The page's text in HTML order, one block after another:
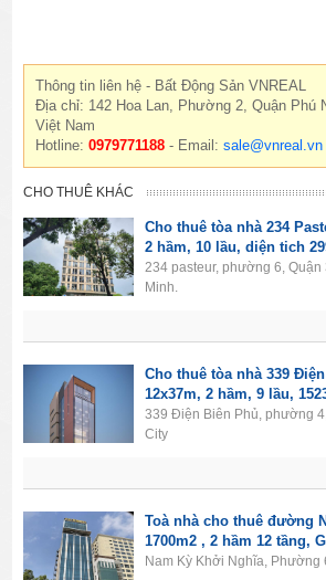
Thông tin liên hệ - Bất Động Sản VNREAL
Địa chỉ: 142 Hoa Lan, Phường 2, Quận Phú
Việt Nam
Hotline:0979771188 - Email:sale@vnreal.vn
CHO THUÊ KHÁC
Cho thuê tòa nhà 234
2 hầm, 10 lầu, diện tich
234 pasteur, phường 6, Quận
Minh.
Cho thuê tòa nhà 339
12x37m, 2 hầm, 9 lầu,
339 Điện Biên Phủ, phường
City
Toà nhà cho thuê đường
1700m2 , 2 hầm 12 tầng,
Nam Kỳ Khởi Nghĩa, Phường